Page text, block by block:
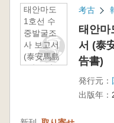
태안마도
1호선 수
중발굴조
사 보고서
(泰安馬島
1號船 水
考古
태안마
서 (泰
告書)
発行元：
出版年：